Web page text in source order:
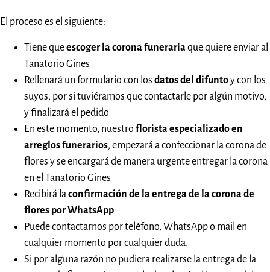
El proceso es el siguiente:
Tiene queescoger la corona funerariaque quiere enviar al
Tanatorio Gines
Rellenará un formulario con los datos del difuntoy con los
suyos, por si tuviéramos que contactarle por algún motivo,
y finalizará el pedido
En este momento, nuestro florista especializado en
arreglos funerarios, empezará a confeccionar la corona de
flores y se encargará de manera urgente entregar la corona
en el Tanatorio Gines
Recibirá laconfirmación de la entrega de la corona de
flores por WhatsApp
Puede contactarnos por teléfono, WhatsApp o mail en
cualquier momento por cualquier duda.
Si por alguna razón no pudiera realizarse la entrega de la